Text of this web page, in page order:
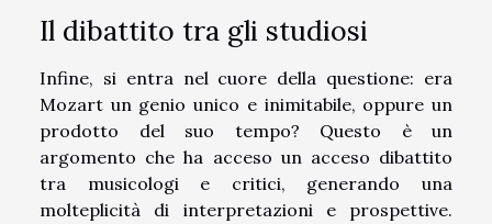
Il dibattito tra gli studiosi
Infine, si entra nel cuore della questione: era
Mozart un genio unico e inimitabile, oppure un
prodotto del suo tempo? Questo è un
argomento che ha acceso un acceso dibattito
tra musicologi e critici, generando una
molteplicità di interpretazioni e prospettive.